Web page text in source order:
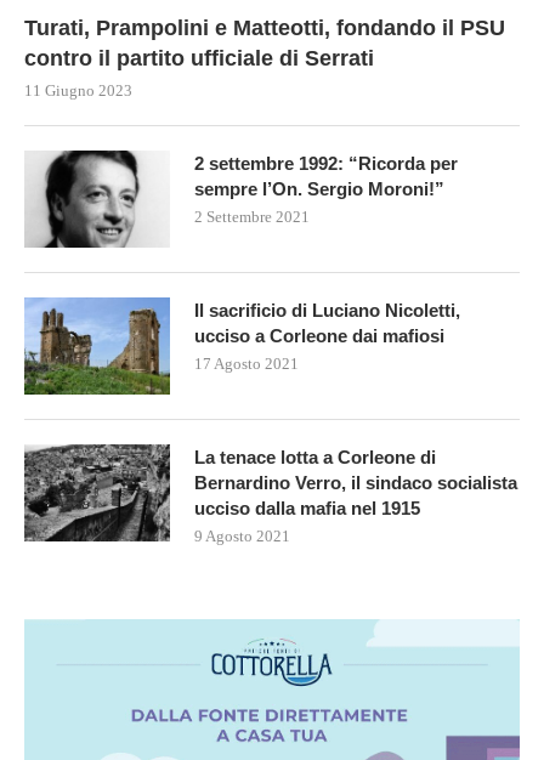
Turati, Prampolini e Matteotti, fondando il PSU
contro il partito ufficiale di Serrati
11 Giugno 2023
2 settembre 1992: “Ricorda per
sempre l’On. Sergio Moroni!”
2 Settembre 2021
Il sacrificio di Luciano Nicoletti,
ucciso a Corleone dai mafiosi
17 Agosto 2021
La tenace lotta a Corleone di
Bernardino Verro, il sindaco socialista
ucciso dalla mafia nel 1915
9 Agosto 2021